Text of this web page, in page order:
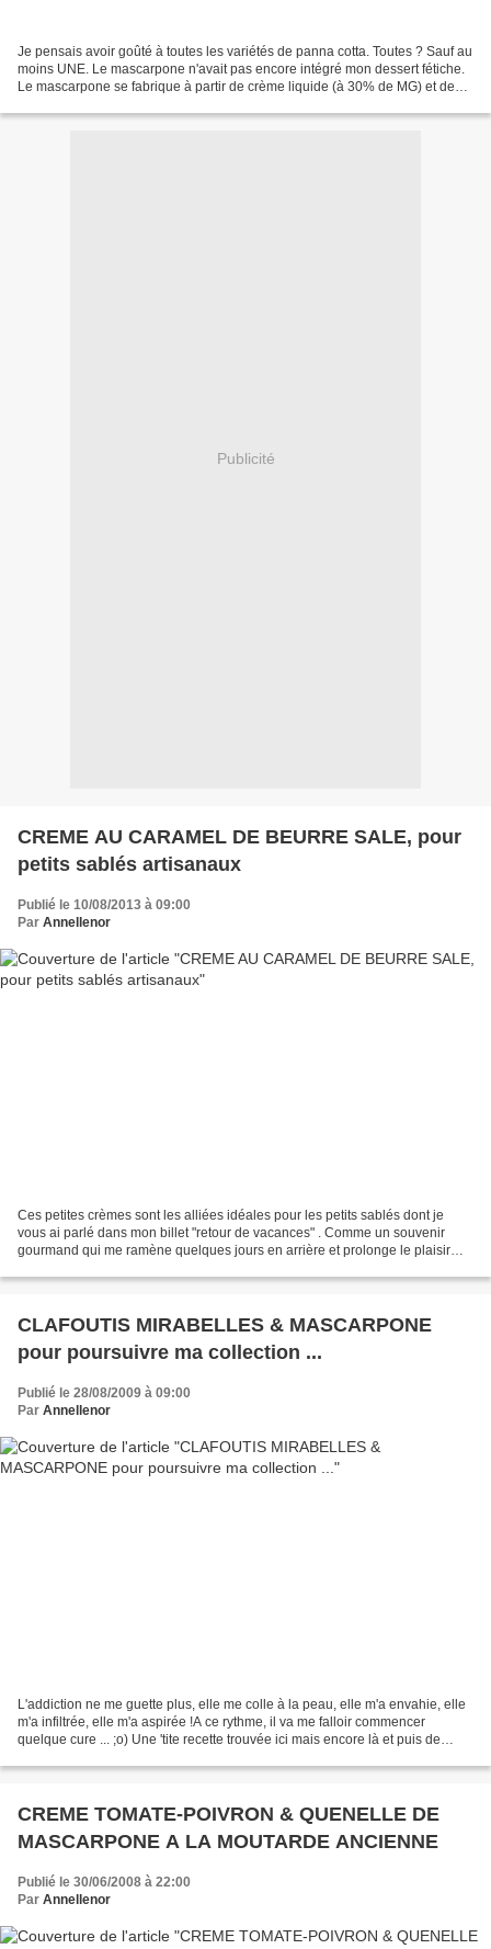
Je pensais avoir goûté à toutes les variétés de panna cotta. Toutes ? Sauf au
moins UNE. Le mascarpone n'avait pas encore intégré mon dessert fétiche.
Le mascarpone se fabrique à partir de crème liquide (à 30% de MG) et de
Publicité
CREME AU CARAMEL DE BEURRE SALE, pour
petits sablés artisanaux
Publié le 10/08/2013 à 09:00
Par Annellenor
Ces petites crèmes sont les alliées idéales pour les petits sablés dont je
vous ai parlé dans mon billet "retour de vacances" . Comme un souvenir
gourmand qui me ramène quelques jours en arrière et prolonge le plaisir
CLAFOUTIS MIRABELLES & MASCARPONE
pour poursuivre ma collection ...
Publié le 28/08/2009 à 09:00
Par Annellenor
L'addiction ne me guette plus, elle me colle à la peau, elle m'a envahie, elle
m'a infiltrée, elle m'a aspirée !A ce rythme, il va me falloir commencer
quelque cure ... ;o) Une 'tite recette trouvée ici mais encore là et puis de
CREME TOMATE-POIVRON & QUENELLE DE
MASCARPONE A LA MOUTARDE ANCIENNE
Publié le 30/06/2008 à 22:00
Par Annellenor